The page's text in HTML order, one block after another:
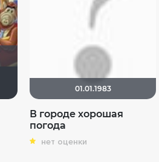
Mr_Smith
Ксюнь
01.01.1983
В городе хорошая
погода
нет оценки